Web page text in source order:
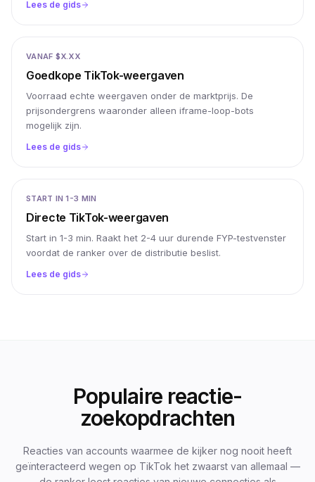
Lees de gids
VANAF $X.XX
Goedkope TikTok-weergaven
Voorraad echte weergaven onder de marktprijs. De
prijsondergrens waaronder alleen iframe-loop-bots
mogelijk zijn.
Lees de gids
START IN 1-3 MIN
Directe TikTok-weergaven
Start in 1-3 min. Raakt het 2-4 uur durende FYP-testvenster
voordat de ranker over de distributie beslist.
Lees de gids
Populaire reactie-
zoekopdrachten
Reacties van accounts waarmee de kijker nog nooit heeft
geïnteracteerd wegen op TikTok het zwaarst van allemaal —